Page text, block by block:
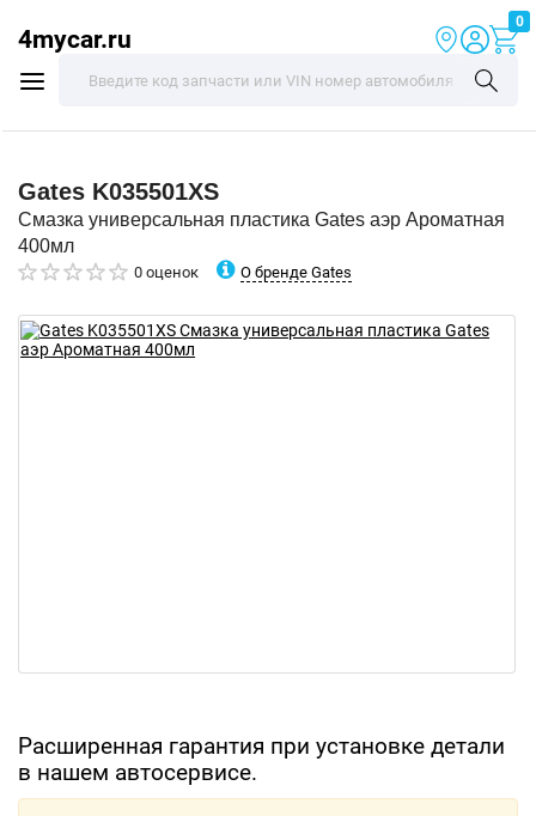
4mycar.ru
0
Gates K035501XS
Смазка универсальная пластика Gates аэр Ароматная
400мл
0 оценок О бренде Gates
Расширенная гарантия при установке детали
в нашем автосервисе.